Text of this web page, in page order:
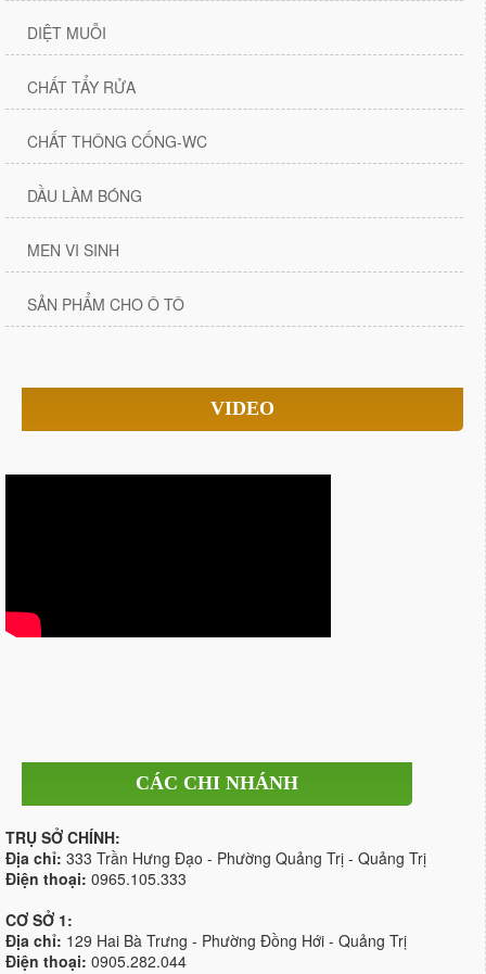
DIỆT MUỖI
CHẤT TẨY RỬA
CHẤT THÔNG CỐNG-WC
DẦU LÀM BÓNG
MEN VI SINH
SẢN PHẨM CHO Ô TÔ
VIDEO
CÁC CHI NHÁNH
TRỤ SỞ CHÍNH:
Địa chỉ: 333 Trần Hưng Đạo - Phường Quảng Trị - Quảng Trị
Điện thoại: 0965.105.333
CƠ SỞ 1:
Địa chỉ: 129 Hai Bà Trưng - Phường Đồng Hới - Quảng Trị
Điện thoại: 0905.282.044